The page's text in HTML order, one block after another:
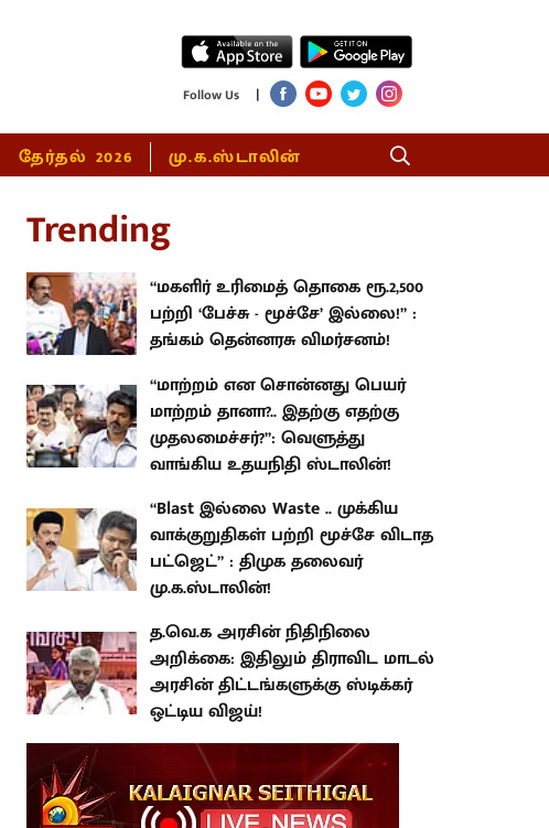
Follow Us |
தேர்தல் 2026 மு.க.ஸ்டாலின்
Trending
“மகளிர் உரிமைத் தொகை ரூ.2,500
பற்றி ‘பேச்சு - மூச்சே’ இல்லை!” :
தங்கம் தென்னரசு விமர்சனம்!
“மாற்றம் என சொன்னது பெயர்
மாற்றம் தானா?.. இதற்கு எதற்கு
முதலமைச்சர்?”: வெளுத்து
வாங்கிய உதயநிதி ஸ்டாலின்!
“Blast இல்லை Waste .. முக்கிய
வாக்குறுதிகள் பற்றி மூச்சே விடாத
பட்ஜெட்” : திமுக தலைவர்
மு.க.ஸ்டாலின்!
த.வெ.க அரசின் நிதிநிலை
அறிக்கை: இதிலும் திராவிட மாடல்
அரசின் திட்டங்களுக்கு ஸ்டிக்கர்
ஒட்டிய விஜய்!